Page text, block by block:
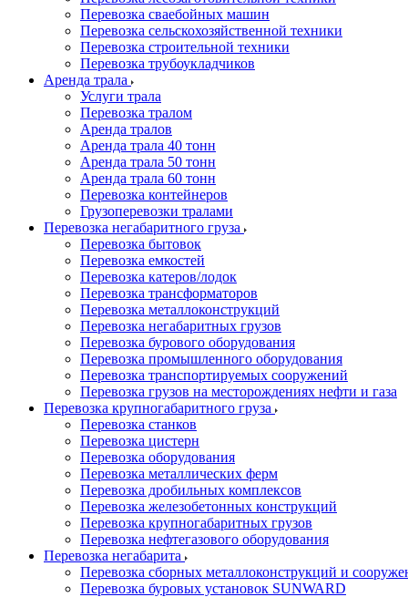
Перевозка сваебойных машин
Перевозка сельскохозяйственной техники
Перевозка строительной техники
Перевозка трубоукладчиков
Аренда трала
Услуги трала
Перевозка тралом
Аренда тралов
Аренда трала 40 тонн
Аренда трала 50 тонн
Аренда трала 60 тонн
Перевозка контейнеров
Грузоперевозки тралами
Перевозка негабаритного груза
Перевозка бытовок
Перевозка емкостей
Перевозка катеров/лодок
Перевозка трансформаторов
Перевозка металлоконструкций
Перевозка негабаритных грузов
Перевозка бурового оборудования
Перевозка промышленного оборудования
Перевозка транспортируемых сооружений
Перевозка грузов на месторождениях нефти и газа
Перевозка крупногабаритного груза
Перевозка станков
Перевозка цистерн
Перевозка оборудования
Перевозка металлических ферм
Перевозка дробильных комплексов
Перевозка железобетонных конструкций
Перевозка крупногабаритных грузов
Перевозка нефтегазового оборудования
Перевозка негабарита
Перевозка сборных металлоконструкций и
Перевозка буровых установок SUNWARD